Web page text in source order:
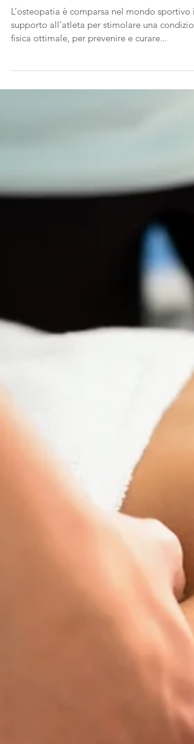
OSTEOPATIA E SPORT
L’osteopatia è comparsa nel mondo sportivo in
fisica ottimale, per prevenire e curare...